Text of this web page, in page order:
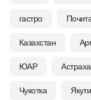
гастро
Казахстан
ЮАР
Чукотка